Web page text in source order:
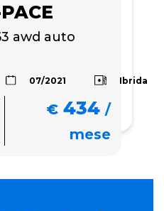
awd auto
07/2021 Ibrida
€ 434 /
mese